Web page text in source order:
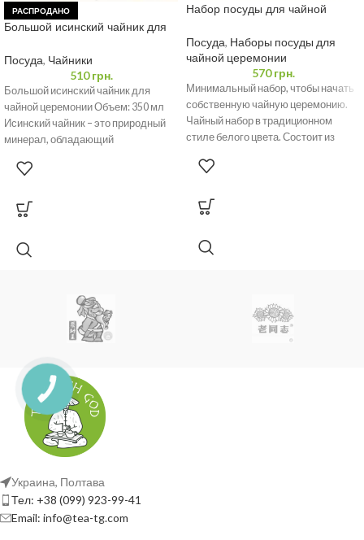
РАСПРОДАНО
Большой исинский чайник для
Посуда, Чайники
510грн.
Большой исинский чайник для
чайной церемонии Объем: 350 мл
Исинский чайник – это природный
минерал, обладающий
широким
Набор посуды для чайной
Ши
Посуда, Наборы посуды для
чайной церемонии
570грн.
Минимальный набор, чтобы начать
собственную чайную церемонию.
Чайный набор в традиционном
стиле белого цвета. Состоит из
Украина, Полтава
Тел: +38 (099) 923-99-41
Email: info@tea-tg.com